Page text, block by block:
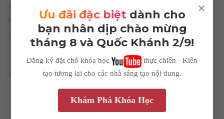
Facebook Twitter (X)
LinkedIn Email
Telegram Pinterest
Copy Link
--
Impressions
×
Ưu đãi đặc biệt dành cho
bạn nhân dịp chào mừng
tháng 8 và Quốc Khánh 2/9!
Đăng ký đặt chỗ khóa học
thực chiến - Kiến
tạo tương lai cho các nhà sáng tạo nội dung.
Khám Phá Khóa Học